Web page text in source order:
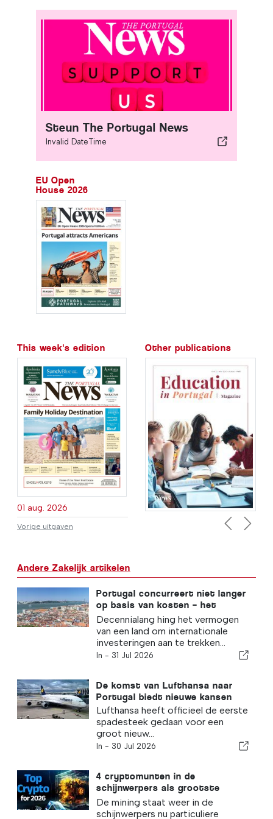
Steun The Portugal News
Invalid DateTime
EU Open
House 2026
This week's edition
01 aug. 2026
Vorige uitgaven
Other publications
Previous
Next
Andere Zakelijk artikelen
Portugal concurreert niet langer
op basis van kosten – het
concurreert op basis van
ecosystemen
Decennialang hing het vermogen
van een land om internationale
investeringen aan te trekken...
In - 31 Jul 2026
De komst van Lufthansa naar
Portugal biedt nieuwe kansen
Lufthansa heeft officieel de eerste
spadesteek gedaan voor een
groot nieuw...
In - 30 Jul 2026
4 cryptomunten in de
schijnwerpers als grootste
stijgers: BlockDAG, Kaspa,
Monero en Litecoin
De mining staat weer in de
schijnwerpers nu particuliere